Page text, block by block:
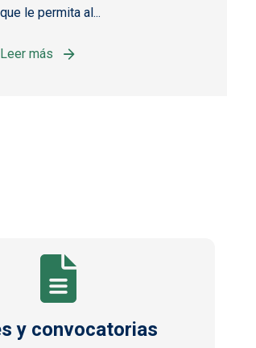
EN LAS ACTIVIDADES
que le permita al...
Leer más
sobre CURSO BÁSICO INICIAL EN
y convocatorias